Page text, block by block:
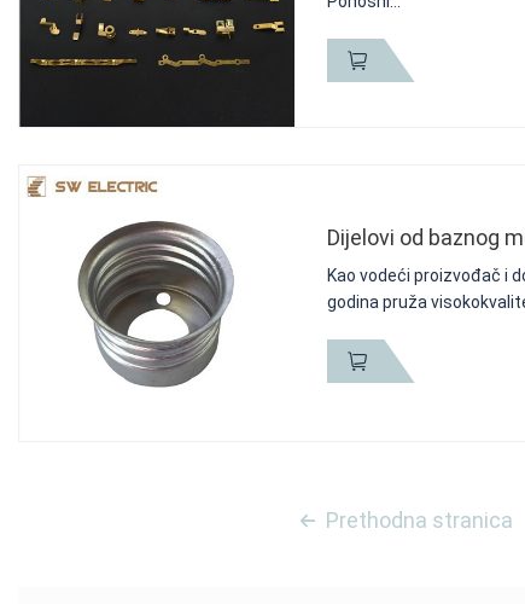
Dijelovi od baznog
Kao vodeći proizvođač i
godina pruža
Prethodna stranica